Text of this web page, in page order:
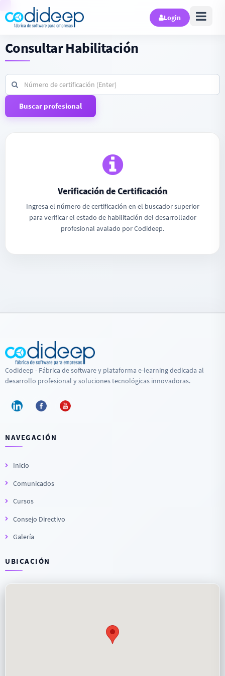
Login
Consultar Habilitación
Verificación de Certificación
Ingresa el número de certificación en el buscador superior
para verificar el estado de habilitación del desarrollador
profesional avalado por Codideep.
Codideep - Fábrica de software y plataforma e-learning dedicada al
desarrollo profesional y soluciones tecnológicas innovadoras.
NAVEGACIÓN
Inicio
Comunicados
Cursos
Consejo Directivo
Galería
UBICACIÓN